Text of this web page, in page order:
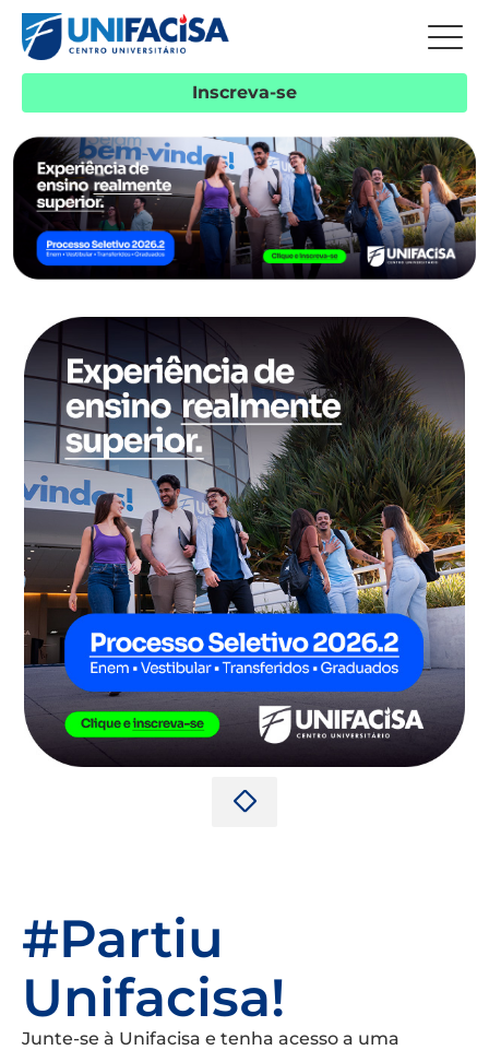
Inscreva-se
#Partiu
Unifacisa!
Junte-se à Unifacisa e tenha acesso a uma